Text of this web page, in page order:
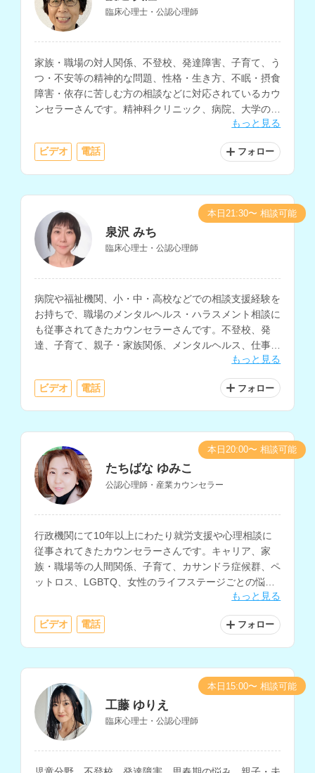
臨床心理士・公認心理師
家族・職場の対人関係、不登校、発達障害、子育て、う
つ・不安等の精神的な問題、性格・生き方、不眠・摂食
障害・依存に苦しむ方の相談などに対応されているカウ
ンセラーさんです。精神科クリニック、病院、大学の学
生相談室、高校、カウンセリングルームなどでの相談経
もっと見る
ビデオ 電話 フォロー
泉沢 みち
臨床心理士・公認心理師
病院や福祉機関、小・中・高校などでの相談支援経験を
お持ちで、職場のメンタルヘルス・ハラスメント相談に
も従事されてきたカウンセラーさんです。不登校、発
達、子育て、親子・家族関係、メンタルヘルス、仕事関
係、職場の人間関係など、幅広い相談内容に対応されて
もっと見る
ビデオ 電話 フォロー
本日21:30〜 相談可能
たちばな ゆみこ
公認心理師・産業カウンセラー
行政機関にて10年以上にわたり就労支援や心理相談に
従事されてきたカウンセラーさんです。キャリア、家
族・職場等の人間関係、子育て、カサンドラ症候群、ペ
ットロス、LGBTQ、女性のライフステージごとの悩み
もっと見る
ビデオ 電話 フォロー
本日20:00〜 相談可能
工藤 ゆりえ
臨床心理士・公認心理師
本日15:00〜 相談可能